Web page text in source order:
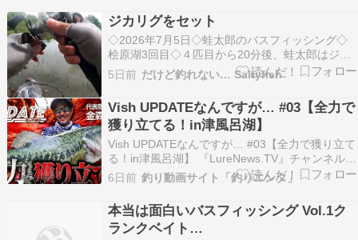
した。夜中のうちにお店の駐車場に着いて、準備
をしてるようでしたね！「この真夏の暑い中スゲ
ーなあ！」…
ジカリグをセット
◇2026年7月5日◇蛙太郎のバスフィッシング◇
桧原湖3回目◇４匹目から20分後、蛙太郎はジカ
リグ（直リグ）のセットをしていました。水草の
密集したエリアを攻略するには、ルアーを引っ掛
けずに通せるジカリグが最適だ...
5日前 だけど釣れない… Saltyfish
Vish UPDATEなんですが… #03【全力で
獲り立てる！in津風呂湖】
Vish UPDATEなんですが… #03【全力で獲り立て
る！in津風呂湖】 『LureNews.TV』チャンネルは
ルアーを中心とした釣り動画専門チャンネル。 バ
スフィッシングやSWソルトウォーターゲーム各
魚種に関する動 […]
6日前 釣り動画サイト「釣りエンタ」
本当は面白いバスフィッシング Vol.1ク
ランクベイト…